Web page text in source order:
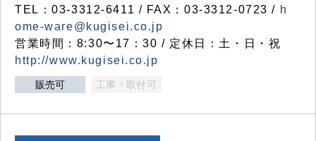
TEL：03-3312-6411 / FAX：03-3312-0723 / h
ome-ware@kugisei.co.jp
営業時間：8:30〜17：30 / 定休日：土・日・祝
http://www.kugisei.co.jp
販売可 工事・取付可